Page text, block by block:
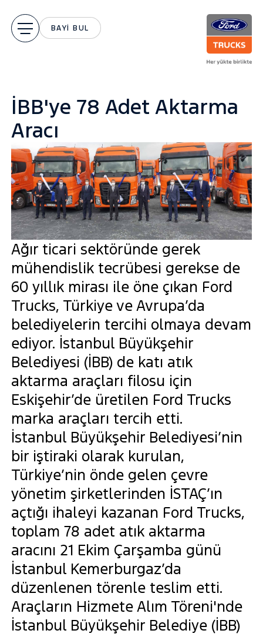
BAYİ BUL
İBB'ye 78 Adet Aktarma
Aracı
Ağır ticari sektöründe gerek
mühendislik tecrübesi gerekse de
60 yıllık mirası ile öne çıkan Ford
Trucks, Türkiye ve Avrupa’da
belediyelerin tercihi olmaya devam
ediyor. İstanbul Büyükşehir
Belediyesi (İBB) de katı atık
aktarma araçları filosu için
Eskişehir’de üretilen Ford Trucks
marka araçları tercih etti.
İstanbul Büyükşehir Belediyesi’nin
bir iştiraki olarak kurulan,
Türkiye’nin önde gelen çevre
yönetim şirketlerinden İSTAÇ’ın
açtığı ihaleyi kazanan Ford Trucks,
toplam 78 adet atık aktarma
aracını 21 Ekim Çarşamba günü
İstanbul Kemerburgaz’da
düzenlenen törenle teslim etti.
Araçların Hizmete Alım Töreni'nde
İstanbul Büyükşehir Belediye (İBB)